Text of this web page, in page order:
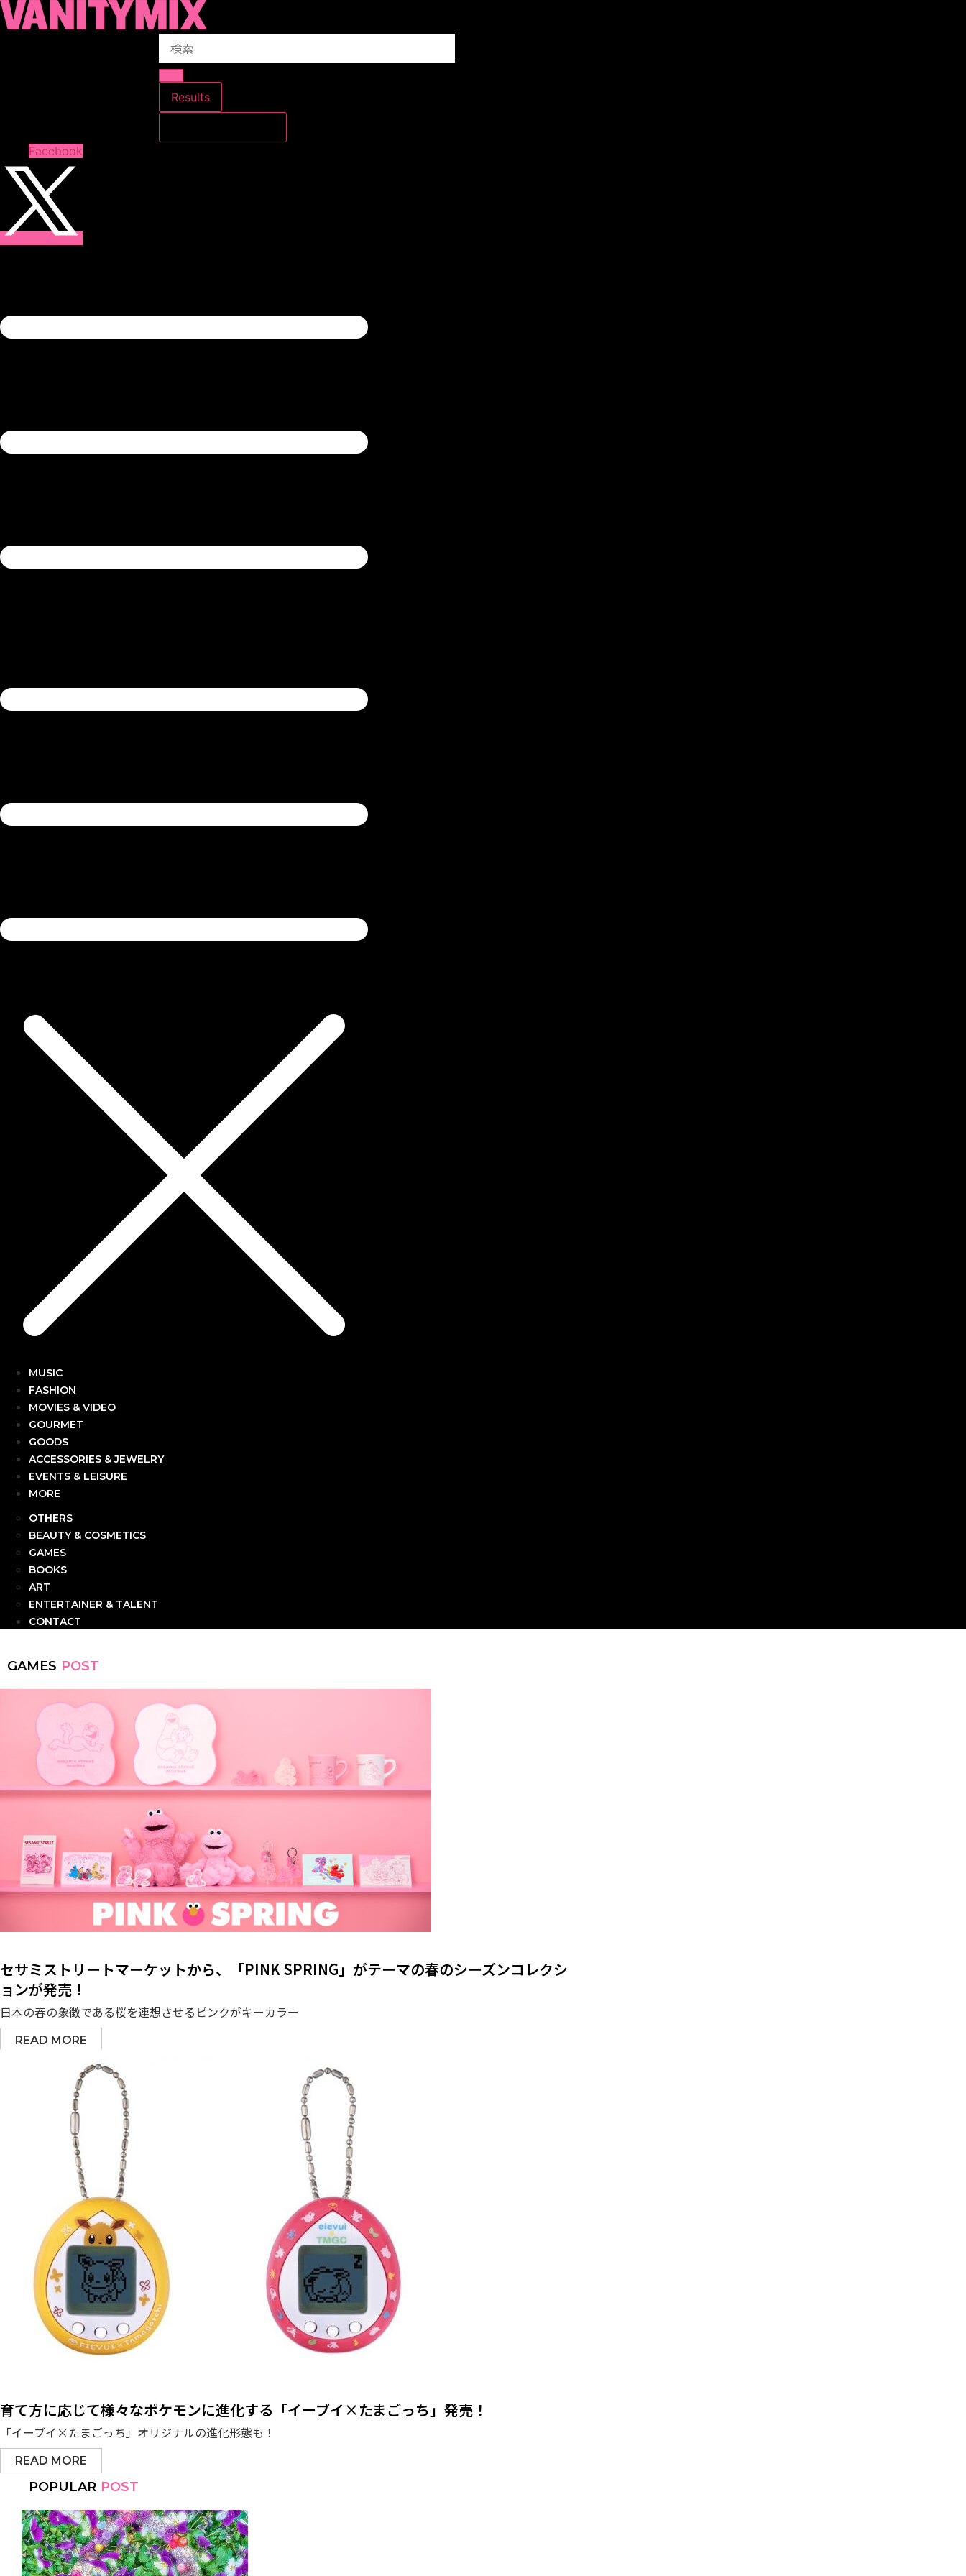
コ
ン
プ
Search
Results
Facebook
MUSIC
FASHION
MOVIES & VIDEO
GOURMET
GOODS
ACCESSORIES & JEWELRY
EVENTS & LEISURE
MORE
OTHERS
BEAUTY & COSMETICS
GAMES
BOOKS
ART
ENTERTAINER & TALENT
CONTACT
GAMES POST
セサミストリートマーケットから、「PINK SPRING」がテーマの春のシーズンコレクシ
ョンが発売！
日本の春の象徴である桜を連想させるピンクがキーカラー
READ MORE
育て方に応じて様々なポケモンに進化する「イーブイ×たまごっち」発売！
「イーブイ×たまごっち」オリジナルの進化形態も！
READ MORE
POPULAR POST